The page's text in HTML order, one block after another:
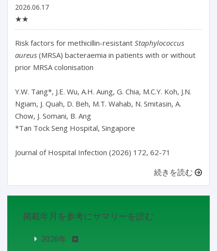
2026.06.17
★★
Risk factors for methicillin-resistant Staphylococcus
aureus (MRSA) bacteraemia in patients with or without
prior MRSA colonisation
Y.W. Tang*, J.E. Wu, A.H. Aung, G. Chia, M.C.Y. Koh, J.N.
Ngiam, J. Quah, D. Beh, M.T. Wahab, N. Smitasin, A.
Chow, J. Somani, B. Ang
*Tan Tock Seng Hospital, Singapore
続きを読む
掲載年月を参考にサマリーを読む
2026年